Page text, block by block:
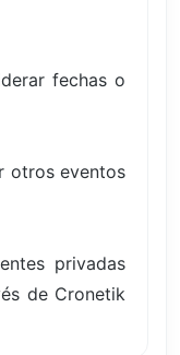
fechas o
otros eventos
privadas
de Cronetik